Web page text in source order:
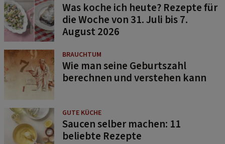
Was koche ich heute? Rezepte für
die Woche von 31. Juli bis 7.
August 2026
BRAUCHTUM
Wie man seine Geburtszahl
berechnen und verstehen kann
GUTE KÜCHE
Saucen selber machen: 11
beliebte Rezepte